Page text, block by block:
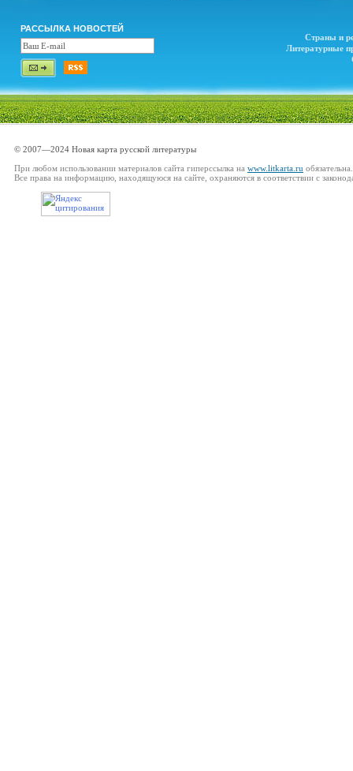
РАССЫЛКА НОВОСТЕЙ
Страны и
Литературные
© 2007—2024 Новая карта русской литературы
При любом использовании материалов сайта гиперссылка на www.litkarta.ru обязательна.
Все права на информацию, находящуюся на сайте, охраняются в соответствии с